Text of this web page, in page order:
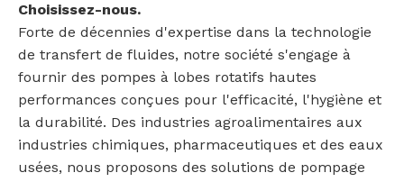
Choisissez-nous.
Forte de décennies d'expertise dans la technologie
de transfert de fluides, notre société s'engage à
fournir des pompes à lobes rotatifs hautes
performances conçues pour l'efficacité, l'hygiène et
la durabilité. Des industries agroalimentaires aux
industries chimiques, pharmaceutiques et des eaux
usées, nous proposons des solutions de pompage